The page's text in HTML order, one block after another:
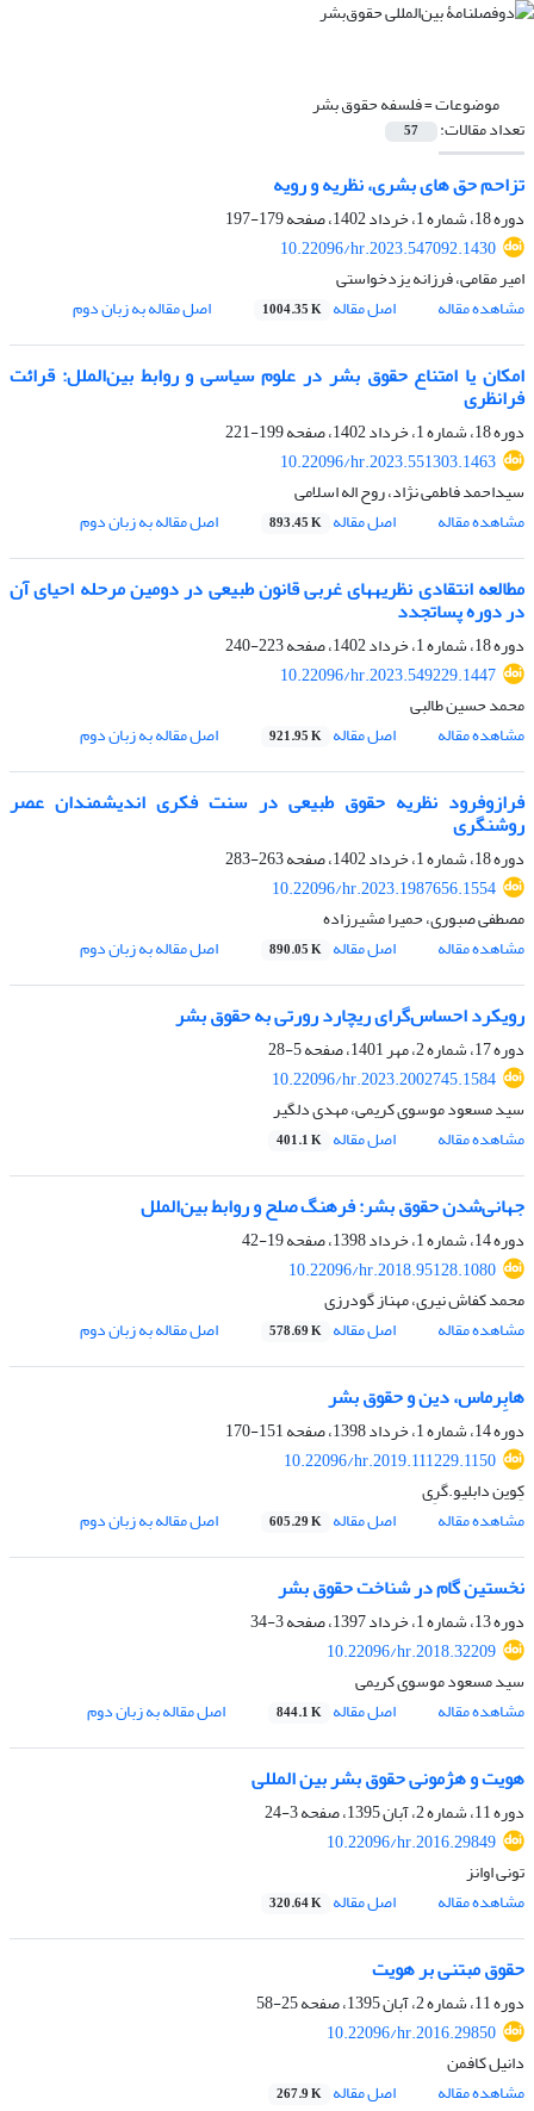
موضوعات =فلسفه حقوق بشر
تعداد مقالات: 57
تزاحم حق های بشری، نظریه و رویه
دوره 18، شماره 1، خرداد 1402، صفحه
179-197
10.22096/hr.2023.547092.1430
امیر مقامی، فرزانه یزدخواستی
مشاهده مقاله
اصل مقاله 1004.35 K اصل مقاله به زبان دوم
امکان یا امتناع حقوق بشر در علوم سیاسی و روابط بین‌الملل: قرائت
فرانظری
دوره 18، شماره 1، خرداد 1402، صفحه
199-221
10.22096/hr.2023.551303.1463
سیداحمد فاطمی نژاد، روح اله اسلامی
مشاهده مقاله
اصل مقاله 893.45 K اصل مقاله به زبان دوم
مطالعه انتقادی نظریههای غربی قانون طبیعی در دومین مرحله احیای آن
در دوره پساتجدد
دوره 18، شماره 1، خرداد 1402، صفحه
223-240
10.22096/hr.2023.549229.1447
محمد حسین طالبی
مشاهده مقاله
اصل مقاله 921.95 K اصل مقاله به زبان دوم
فرازوفرود نظریه حقوق طبیعی در سنت فکری اندیشمندان عصر
روشنگری
دوره 18، شماره 1، خرداد 1402، صفحه
263-283
10.22096/hr.2023.1987656.1554
مصطفی صبوری، حمیرا مشیرزاده
مشاهده مقاله
اصل مقاله 890.05 K اصل مقاله به زبان دوم
رویکرد احساس‌گرای ریچارد رورتی به حقوق بشر
دوره 17، شماره 2، مهر 1401، صفحه
5-28
10.22096/hr.2023.2002745.1584
سید مسعود موسوی کریمی، مهدی دلگیر
مشاهده مقاله
اصل مقاله 401.1 K
جهانی‌شدن حقوق بشر: فرهنگ صلح و روابط بین‌الملل
دوره 14، شماره 1، خرداد 1398، صفحه
19-42
10.22096/hr.2018.95128.1080
محمد کفاش نیری، مهناز گودرزی
مشاهده مقاله
اصل مقاله 578.69 K اصل مقاله به زبان دوم
هابِرماس، دین و حقوق بشر
دوره 14، شماره 1، خرداد 1398، صفحه
151-170
10.22096/hr.2019.111229.1150
کِوین دابلیو.گرِی
مشاهده مقاله
اصل مقاله 605.29 K اصل مقاله به زبان دوم
نخستین گام در شناخت حقوق بشر
دوره 13، شماره 1، خرداد 1397، صفحه
3-34
10.22096/hr.2018.32209
سید مسعود موسوی کریمی
مشاهده مقاله
اصل مقاله 844.1 K اصل مقاله به زبان دوم
هویت و هژمونی حقوق بشر بین المللی
دوره 11، شماره 2، آبان 1395، صفحه
3-24
10.22096/hr.2016.29849
تونی اوانز
مشاهده مقاله
اصل مقاله 320.64 K
حقوق مبتنی بر هویت
دوره 11، شماره 2، آبان 1395، صفحه
25-58
10.22096/hr.2016.29850
دانیل کافمن
مشاهده مقاله
اصل مقاله 267.9 K